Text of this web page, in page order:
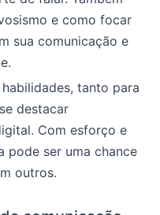
e como focar
sua comunicação e
tanto para
destacar
Com esforço e
pode ser uma chance
outros.